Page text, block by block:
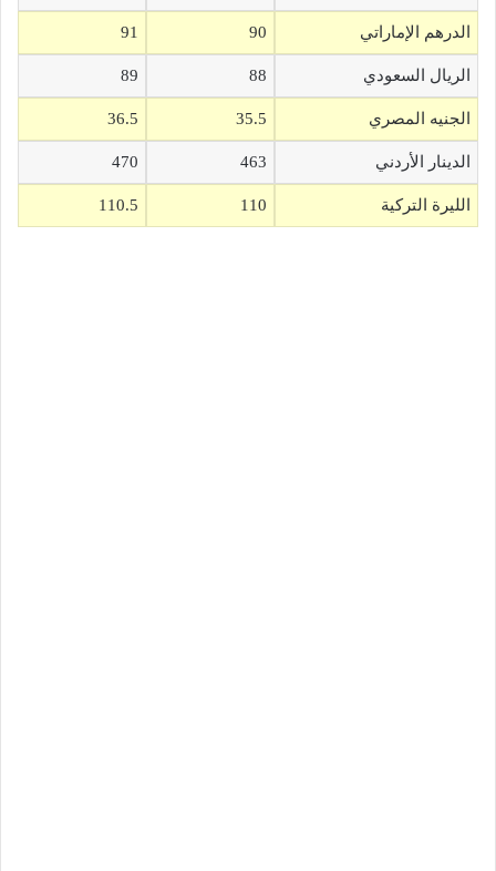
الدرهم الإماراتي 90
91
الريال السعودي 88
89
الجنيه المصري 35.5
36.5
الدينار الأردني 463
470
الليرة التركية 110
110.5